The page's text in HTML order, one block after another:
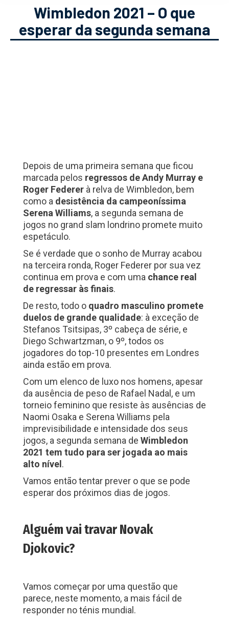
Wimbledon 2021 – O que
esperar da segunda semana
Depois de uma primeira semana que ficou
marcada pelos regressos de Andy Murray e
Roger Federerà relva de Wimbledon, bem
como a desistência da campeoníssima
Serena Williams, a segunda semana de
jogos no grand slam londrino promete muito
espetáculo.
Se é verdade que o sonho de Murray acabou
na terceira ronda, Roger Federer por sua vez
continua em prova e com uma chance real
de regressar às finais.
De resto, todo o quadro masculino promete
duelos de grande qualidade: à exceção de
Stefanos Tsitsipas, 3º cabeça de série, e
Diego Schwartzman, o 9º, todos os
jogadores do top-10 presentes em Londres
ainda estão em prova.
Com um elenco de luxo nos homens, apesar
da ausência de peso de Rafael Nadal, e um
torneio feminino que resiste às ausências de
Naomi Osaka e Serena Williams pela
imprevisibilidade e intensidade dos seus
jogos, a segunda semana de Wimbledon
2021 tem tudo para ser jogada ao mais
alto nível .
Vamos então tentar prever o que se pode
esperar dos próximos dias de jogos.
Alguém vai travar Novak
Djokovic?
Vamos começar por uma questão que
parece, neste momento, a mais fácil de
responder no ténis mundial.